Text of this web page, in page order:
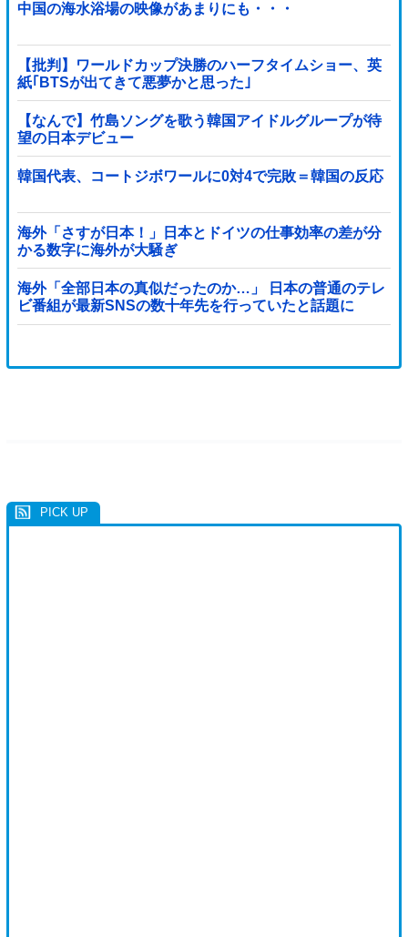
中国の海水浴場の映像があまりにも・・・
【批判】ワールドカップ決勝のハーフタイムショー、英
紙｢BTSが出てきて悪夢かと思った｣
【なんで】竹島ソングを歌う韓国アイドルグループが待
望の日本デビュー
韓国代表、コートジボワールに0対4で完敗＝韓国の反応
海外「さすが日本！」日本とドイツの仕事効率の差が分
かる数字に海外が大騒ぎ
海外「全部日本の真似だったのか…」 日本の普通のテレ
ビ番組が最新SNSの数十年先を行っていたと話題に